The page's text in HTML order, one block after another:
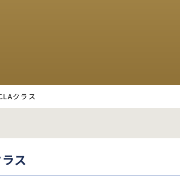
クラス
ス